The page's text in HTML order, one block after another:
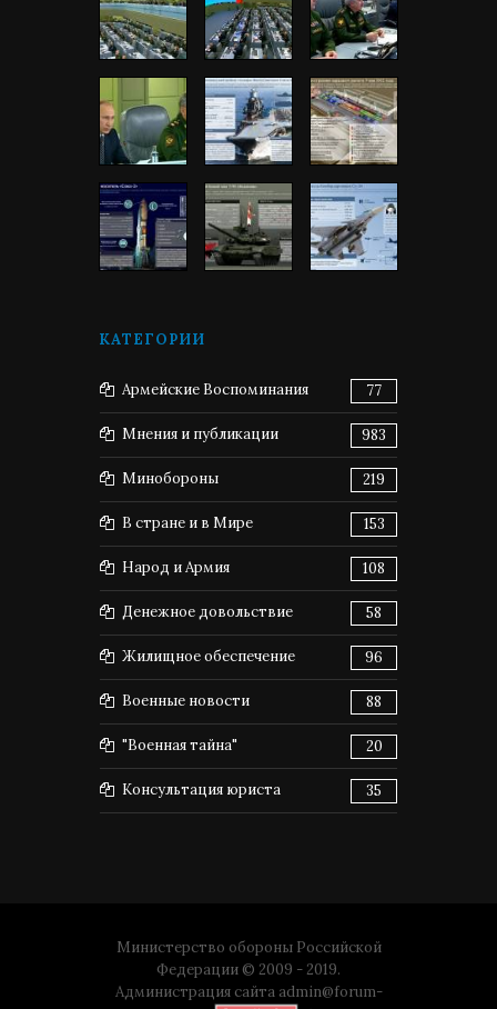
КАТЕГОРИИ
Армейские Воспоминания 77
Мнения и публикации 983
Минобороны 219
В стране и в Мире 153
Народ и Армия 108
Денежное довольствие 58
Жилищное обеспечение 96
Военные новости 88
"Военная тайна" 20
Консультация юриста 35
Министерство обороны Российской
Федерации © 2009 - 2019.
Администрация сайта admin@forum-